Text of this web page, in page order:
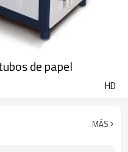
de papel
HD
MÁS